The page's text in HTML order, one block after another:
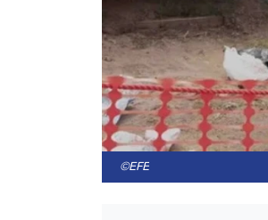
©EFE